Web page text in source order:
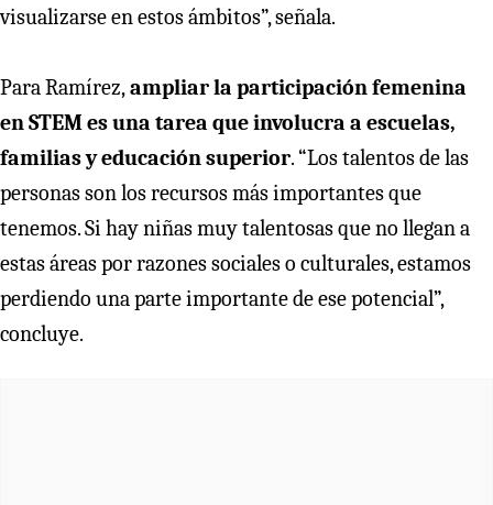
visualizarse en estos ámbitos”, señala.
Para Ramírez,ampliar la participación femenina
en STEM es una tarea que involucra a escuelas,
familias y educación superior. “Los talentos de las
personas son los recursos más importantes que
tenemos. Si hay niñas muy talentosas que no llegan a
estas áreas por razones sociales o culturales, estamos
perdiendo una parte importante de ese potencial”,
concluye.